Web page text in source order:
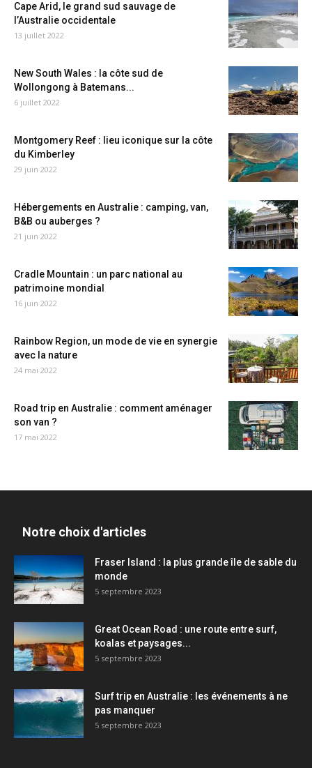
Cape Arid, le grand sud sauvage de
l’Australie occidentale
13 juillet 2022
New South Wales : la côte sud de
Wollongong à Batemans...
6 juillet 2022
Montgomery Reef : lieu iconique sur la côte
du Kimberley
29 juin 2022
Hébergements en Australie : camping, van,
B&B ou auberges ?
21 juin 2022
Cradle Mountain : un parc national au
patrimoine mondial
16 juin 2022
Rainbow Region, un mode de vie en synergie
avec la nature
24 mai 2022
Road trip en Australie : comment aménager
son van ?
17 mai 2022
Notre choix d'articles
Fraser Island : la plus grande île de sable du
monde
5 septembre 2023
Great Ocean Road : une route entre surf,
koalas et paysages...
5 septembre 2023
Surf trip en Australie : les événements à ne
pas manquer
5 septembre 2023